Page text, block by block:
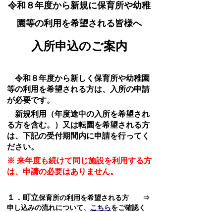
令和８年度から新規に保育所や幼稚
園等の利用を希望される皆様へ
入所申込のご案内
令和８年度から新しく保育所や幼稚園
等の利用を希望される方は、入所の申請
が必要です。
新規利用（年度途中の入所を希望され
る方を含む。）又は転園を希望される方
は、下記の受付期間内に申請を行ってく
ださい。
※ 来年度も続けて同じ施設を利用する方
は、申請の必要はありません。
１．町立保育所の利用を希望される方 ⇒
申し込みの流れについて、 こちらをご確認く